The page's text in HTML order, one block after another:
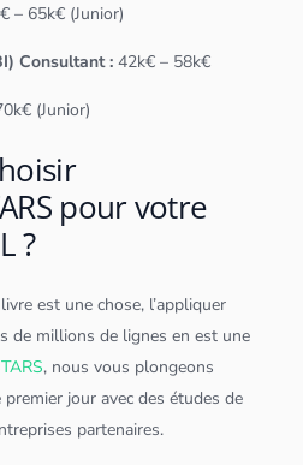
– 65k€ (Junior)
Consultant : 42k€ – 58k€
(Junior)
pour votre
?
est une chose, l’appliquer
de millions de lignes en est une
, nous vous plongeons
jour avec des études de
partenaires.